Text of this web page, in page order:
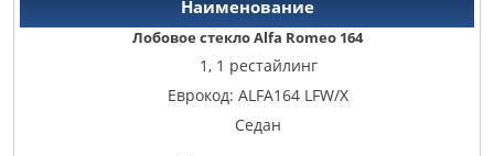
Лобовое стекло Alfa Romeo 164
1, 1 рестайлинг
Еврокод: ALFA164 LFW/X
Седан